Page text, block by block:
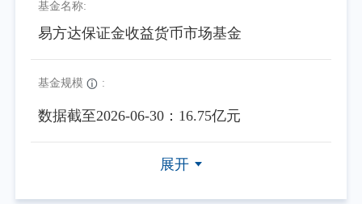
基金名称:
易方达保证金收益货币市场基金
基金规模 :
数据截至2026-06-30：16.75亿元
展开